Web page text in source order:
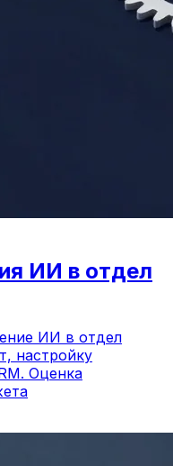
ИИ в отдел
ИИ в отдел
настройку
Оценка